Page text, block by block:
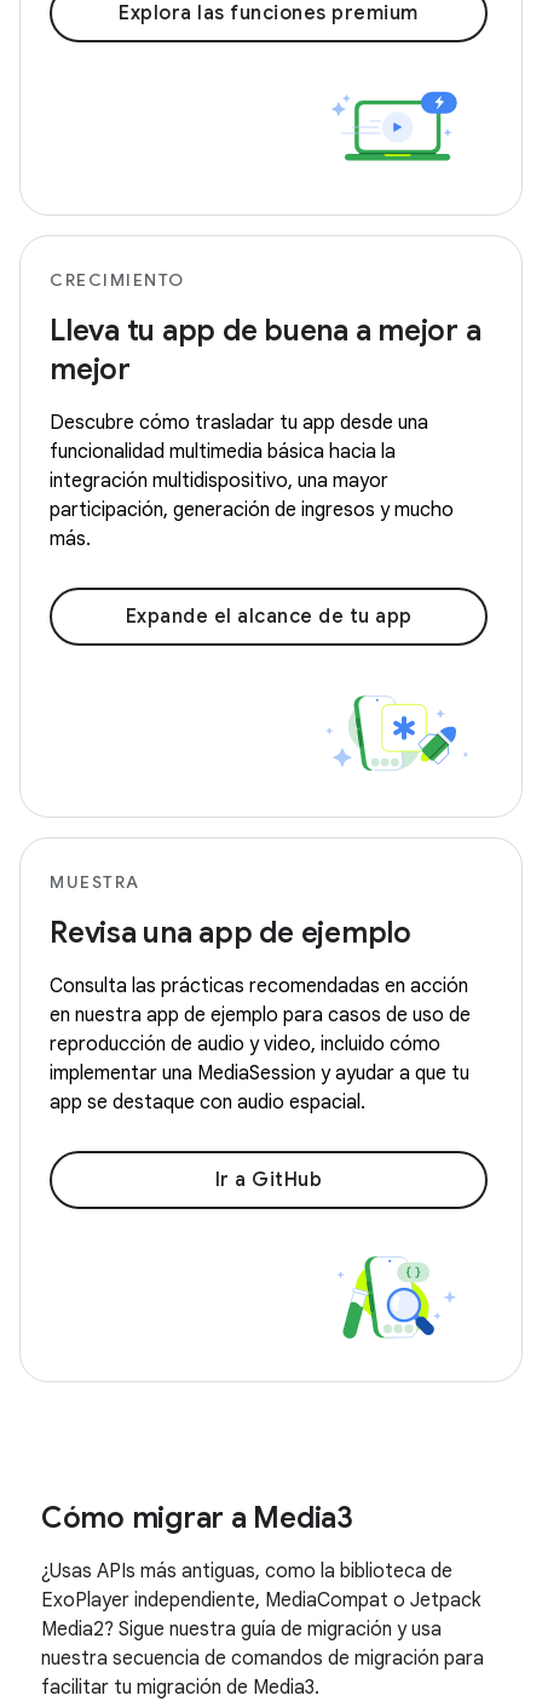
Explora las funciones premium
CRECIMIENTO
Lleva tu app de buena a mejor a
mejor
Descubre cómo trasladar tu app desde una
funcionalidad multimedia básica hacia la
integración multidispositivo, una mayor
participación, generación de ingresos y mucho
más.
Expande el alcance de tu app
MUESTRA
Revisa una app de ejemplo
Consulta las prácticas recomendadas en acción
en nuestra app de ejemplo para casos de uso de
reproducción de audio y video, incluido cómo
implementar una MediaSession y ayudar a que tu
app se destaque con audio espacial.
Ir a GitHub
Cómo migrar a Media3
¿Usas APIs más antiguas, como la biblioteca de
ExoPlayer independiente, MediaCompat o Jetpack
Media2? Sigue nuestra guía de migración y usa
nuestra secuencia de comandos de migración para
facilitar tu migración de Media3.